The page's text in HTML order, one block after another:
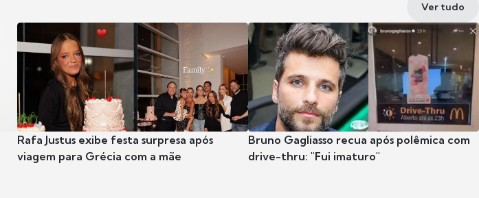
Ver tudo
Rafa Justus exibe festa surpresa após
viagem para Grécia com a mãe
Bruno Gagliasso recua após polêmica com
drive-thru: "Fui imaturo"